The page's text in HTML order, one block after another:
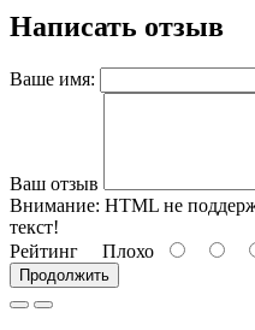
Написать отзыв
Ваше имя:
Ваш отзыв
Внимание: HTML не
текст!
Рейтинг Плохо
Продолжить